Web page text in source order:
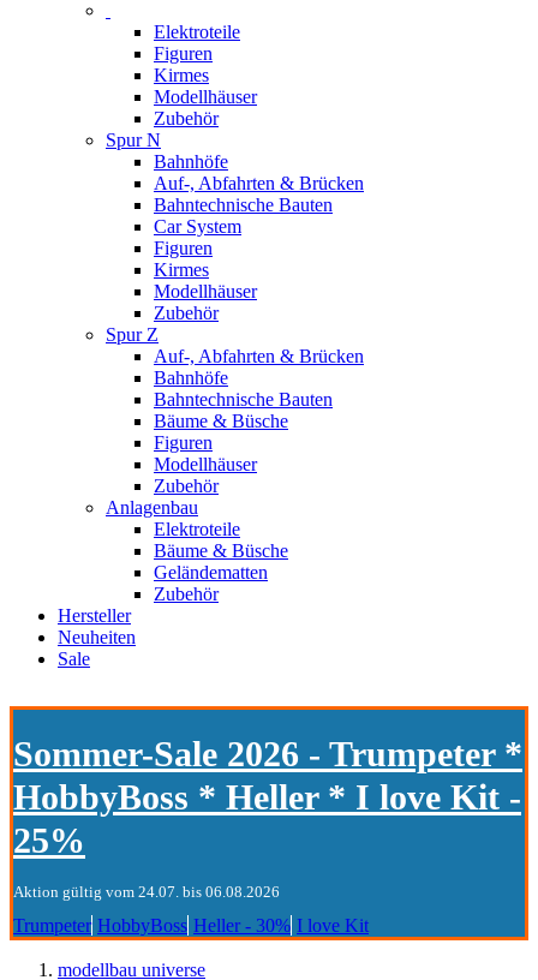
Elektroteile
Figuren
Kirmes
Modellhäuser
Zubehör
Spur N
Bahnhöfe
Auf-, Abfahrten & Brücken
Bahntechnische Bauten
Car System
Figuren
Kirmes
Modellhäuser
Zubehör
Spur Z
Auf-, Abfahrten & Brücken
Bahnhöfe
Bahntechnische Bauten
Bäume & Büsche
Figuren
Modellhäuser
Zubehör
Anlagenbau
Elektroteile
Bäume & Büsche
Geländematten
Zubehör
Hersteller
Neuheiten
Sale
Sommer-Sale 2026 - Trumpeter *
HobbyBoss * Heller * I love Kit -
25%
Aktion gültig vom 24.07. bis 06.08.2026
Trumpeter HobbyBoss Heller - 30% I love Kit
modellbau universe